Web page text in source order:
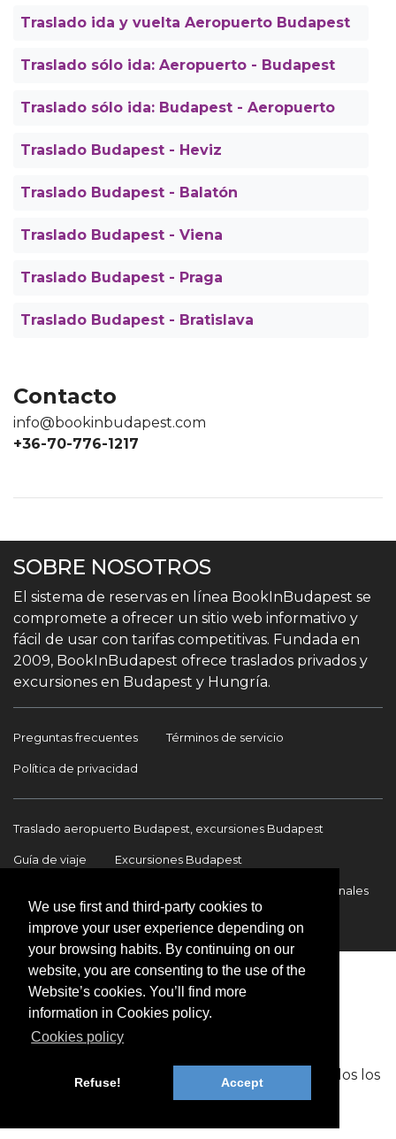
We use first and third-party cookies to
improve your user experience depending on
your browsing habits. By continuing on our
website, you are consenting to the use of the
Website’s cookies. You’ll find more
information in Cookies policy.
Cookies policy
Refuse! Accept
Traslado ida y vuelta Aeropuerto Budapest
Traslado sólo ida: Aeropuerto - Budapest
Traslado sólo ida: Budapest - Aeropuerto
Traslado Budapest - Heviz
Traslado Budapest - Balatón
Traslado Budapest - Viena
Traslado Budapest - Praga
Traslado Budapest - Bratislava
Contacto
info@bookinbudapest.com
+36-70-776-1217
SOBRE NOSOTROS
El sistema de reservas en línea BookInBudapest se
compromete a ofrecer un sitio web informativo y
fácil de usar con tarifas competitivas. Fundada en
2009, BookInBudapest ofrece traslados privados y
excursiones en Budapest y Hungría.
Preguntas frecuentes Términos de servicio
Política de privacidad
Traslado aeropuerto Budapest, excursiones Budapest
Guía de viaje Excursiones Budapest
Traslados internacionales
Contacto
Copyright © 2009-2026 BookinBudapest | Todos los